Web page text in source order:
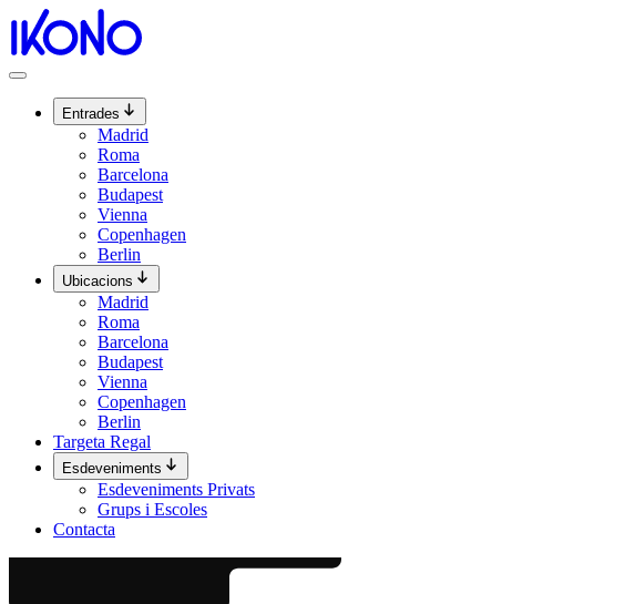
Vés
contingut
Entrades
Madrid
Roma
Barcelona
Budapest
Vienna
Copenhagen
Berlin
Ubicacions
Madrid
Roma
Barcelona
Budapest
Vienna
Copenhagen
Berlin
Targeta Regal
Esdeveniments
Esdeveniments Privats
Grups i Escoles
Contacta